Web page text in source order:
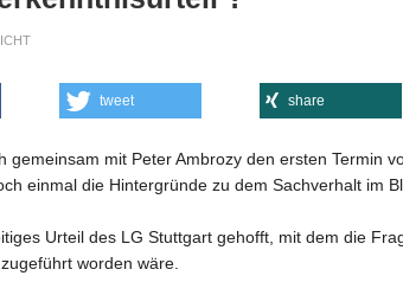
tweet share
gemeinsam mit Peter Ambrozy den ersten Termin
einmal die Hintergründe zu dem Sachverhalt im
Urteil des LG Stuttgart gehofft, mit dem die
worden wäre.